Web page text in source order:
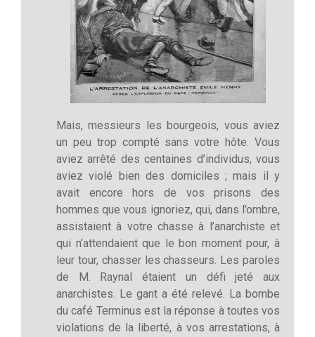
Mais, messieurs les bourgeois, vous aviez
un peu trop compté sans votre hôte. Vous
aviez arrêté des centaines d’individus, vous
aviez violé bien des domiciles ; mais il y
avait encore hors de vos prisons des
hommes que vous ignoriez, qui, dans l’ombre,
assistaient à votre chasse à l’anarchiste et
qui n’attendaient que le bon moment pour, à
leur tour, chasser les chasseurs. Les paroles
de M. Raynal étaient un défi jeté aux
anarchistes. Le gant a été relevé. La bombe
du café Terminus est la réponse à toutes vos
violations de la liberté, à vos arrestations, à